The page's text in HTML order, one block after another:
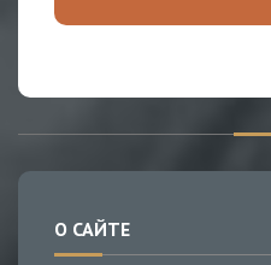
О САЙТЕ